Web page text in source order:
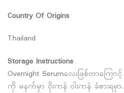
Country Of Origins
Thailand
Storage Instructions
Overnight Serumလေးဖြစ်တာက
ကို မနက်မှာ ဝိုးကနဲ ဝါးကနဲ ခံစားရမှာ..